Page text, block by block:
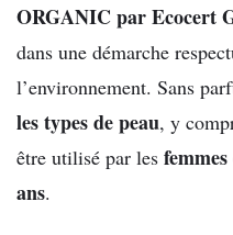
ORGANIC par Ecocert
dans une démarche
l’environnement. Sans
les types de peau, y
être utilisé par les
ans.